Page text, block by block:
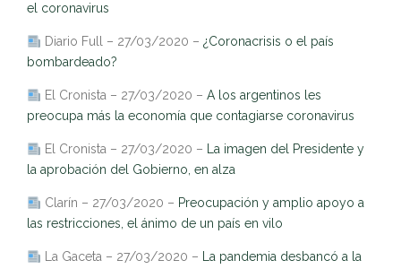
el coronavirus
Diario Full – 27/03/2020 – ¿Coronacrisis o el país
bombardeado?
El Cronista – 27/03/2020 – A los argentinos les
preocupa más la economía que contagiarse coronavirus
El Cronista – 27/03/2020 – La imagen del Presidente y
la aprobación del Gobierno, en alza
Clarín – 27/03/2020 – Preocupación y amplio apoyo a
las restricciones, el ánimo de un país en vilo
La Gaceta – 27/03/2020 – La pandemia desbancó a la